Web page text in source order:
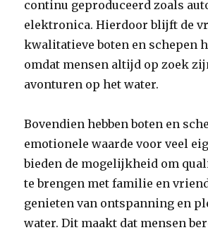
continu geproduceerd zoals
elektronica. Hierdoor blijft de
kwalitatieve boten en schepen
omdat mensen altijd op zoek
avonturen op het water.
Bovendien hebben boten en
emotionele waarde voor veel
bieden de mogelijkheid om
te brengen met familie en
genieten van ontspanning en
water. Dit maakt dat mensen